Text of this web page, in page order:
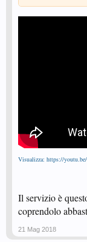
Visualizza: https://
Il servizio è
coprendolo
21 Mag 2018